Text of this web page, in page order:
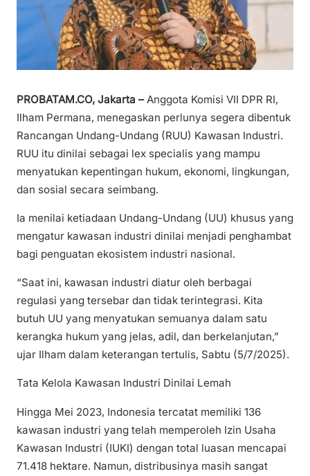
PROBATAM.CO, Jakarta –Anggota Komisi VII DPR RI,
Ilham Permana, menegaskan perlunya segera dibentuk
Rancangan Undang-Undang (RUU) Kawasan Industri.
RUU itu dinilai sebagai lex specialis yang mampu
menyatukan kepentingan hukum, ekonomi, lingkungan,
dan sosial secara seimbang.
Ia menilai ketiadaan Undang-Undang (UU) khusus yang
mengatur kawasan industri dinilai menjadi penghambat
bagi penguatan ekosistem industri nasional.
“Saat ini, kawasan industri diatur oleh berbagai
regulasi yang tersebar dan tidak terintegrasi. Kita
butuh UU yang menyatukan semuanya dalam satu
kerangka hukum yang jelas, adil, dan berkelanjutan,”
ujar Ilham dalam keterangan tertulis, Sabtu (5/7/2025).
Tata Kelola Kawasan Industri Dinilai Lemah
Hingga Mei 2023, Indonesia tercatat memiliki 136
kawasan industri yang telah memperoleh Izin Usaha
Kawasan Industri (IUKI) dengan total luasan mencapai
71.418 hektare. Namun, distribusinya masih sangat